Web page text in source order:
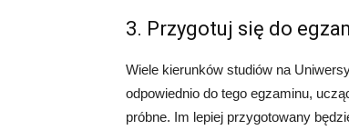
3. Przygotuj się do
Wiele kierunków studiów na
odpowiednio do tego egzaminu,
próbne. Im lepiej przygotowany